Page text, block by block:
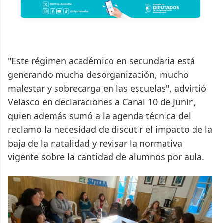
"Este régimen académico en secundaria está
generando mucha desorganización, mucho
malestar y sobrecarga en las escuelas", advirtió
Velasco en declaraciones a Canal 10 de Junín,
quien además sumó a la agenda técnica del
reclamo la necesidad de discutir el impacto de la
baja de la natalidad y revisar la normativa
vigente sobre la cantidad de alumnos por aula.